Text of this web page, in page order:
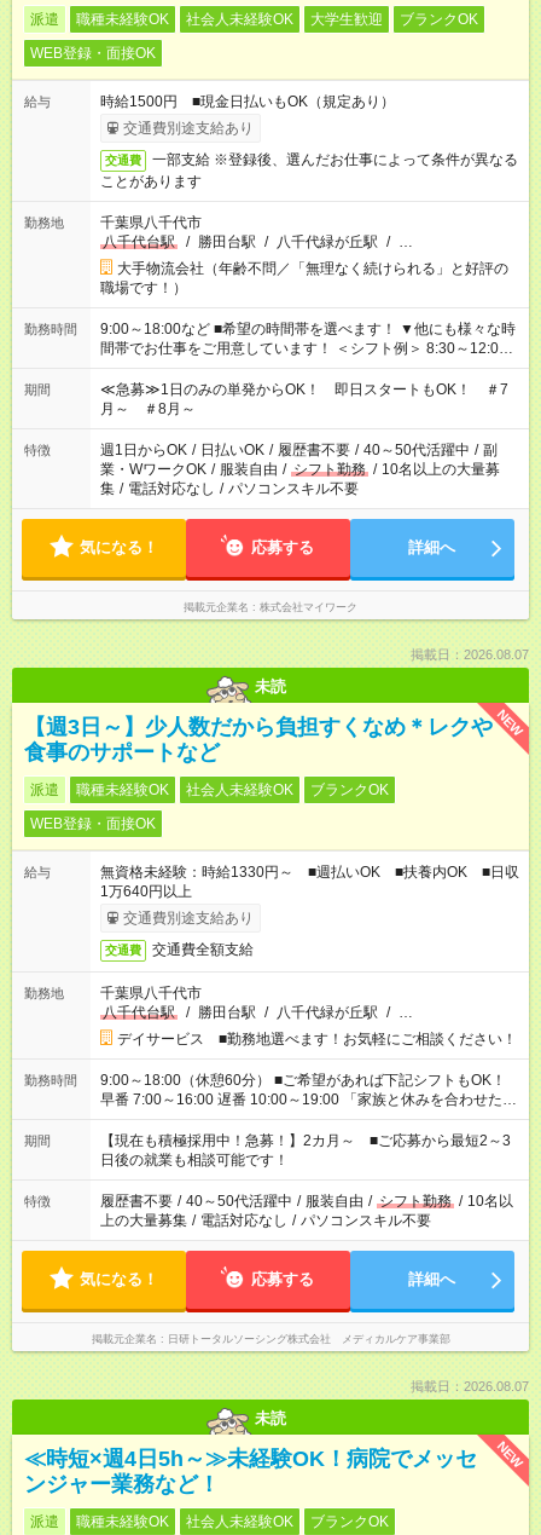
派遣 職種未経験OK 社会人未経験OK 大学生歓迎
ブランクOK
WEB登録・面接OK
給与
時給1500円 ■現金日払いもOK（規定あり）
交通費別途支給あり
交通費
一部支給 ※登録後、選んだお仕事によって条件が異なる
ことがあります
勤務地
千葉県八千代市
八千代台駅
/ 勝田台駅 / 八千代緑が丘駅 / …
大手物流会社（年齢不問／「無理なく続けられる」と好評の
職場です！）
勤務時間
9:00～18:00など ■希望の時間帯を選べます！ ▼他にも様々な時
間帯でお仕事をご用意しています！ ＜シフト例＞ 8:30～12:00
17:00～22:00 13:00～22:00 22:00～翌6:00 など
期間
≪急募≫1日のみの単発からOK！ 即日スタートもOK！ ＃7
月～ ＃8月～
特徴 週1日からOK / 日払いOK / 履歴書不要 / 40～50代活躍中 / 副
業・WワークOK / 服装自由 / シフト勤務 / 10名以上の大量募
集 / 電話対応なし / パソコンスキル不要
気になる！ 応募する 詳細へ
掲載元企業名 株式会社マイワーク
掲載日：2026.08.07
未読
NEW
【週3日～】少人数だから負担すくなめ＊レクや
食事のサポートなど
派遣 職種未経験OK 社会人未経験OK
ブランクOK
WEB登録・面接OK
給与
無資格未経験：時給1330円～ ■週払いOK ■扶養内OK ■日収
1万640円以上
交通費別途支給あり
交通費 交通費全額支給
勤務地
千葉県八千代市
八千代台駅
/ 勝田台駅 / 八千代緑が丘駅 / …
デイサービス ■勤務地選べます！お気軽にご相談ください！
勤務時間
9:00～18:00（休憩60分） ■ご希望があれば下記シフトもOK！
早番 7:00～16:00 遅番 10:00～19:00 「家族と休みを合わせた
い」 「余裕を持って夕飯の準備がしたい」 「できれば残業はし
たくない」 など、ご希望を教えてくださいね。 ※Wワーク希望
の方へ 今ご覧のお仕事で希望する勤務時間と、もう1つのお仕事
の勤務時間。 合計で週40時間を超える場合は応募できません。
期間
【現在も積極採用中！急募！】2カ月～ ■ご応募から最短2～3
日後の就業も相談可能です！
特徴 履歴書不要 / 40～50代活躍中 / 服装自由 / シフト勤務 / 10名以
上の大量募集 / 電話対応なし / パソコンスキル不要
気になる！ 応募する 詳細へ
掲載元企業名 日研トータルソーシング株式会社 メディカルケア事業部
掲載日：2026.08.07
未読
NEW
≪時短×週4日5h～≫未経験OK！病院でメッセ
ンジャー業務など！
派遣 職種未経験OK 社会人未経験OK
ブランクOK